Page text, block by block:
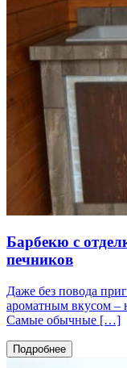
Барбекю с
печников
Даже без повода
ароматным вкусом –
Самые обычные […]
Подробнее